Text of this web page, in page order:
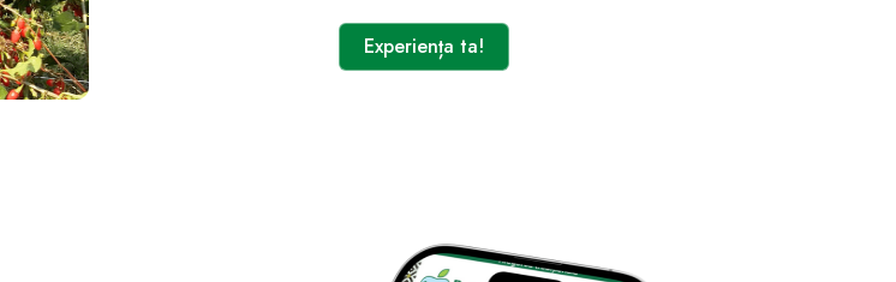
Experiența ta!